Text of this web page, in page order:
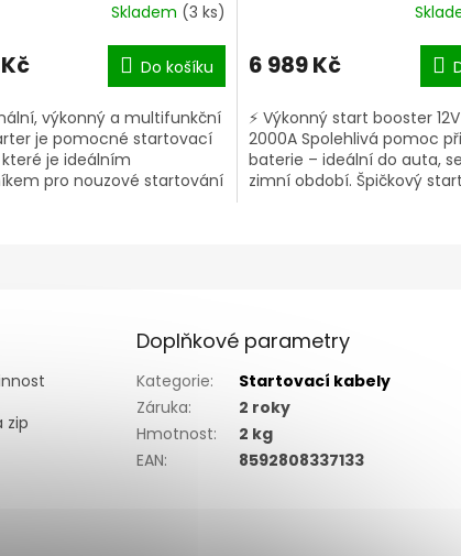
Skladem (3 ks)
Do košíku
výkonný a multifunkční
je pomocné startovací
je ideálním
pro nouzové startování
produktu
je
z
5
hvězdiček.
6 989 Kč
⚡ Výkonný start booster
2000A Spolehlivá pomoc
baterie – ideální do auta,
zimní období. Špičkový
zip
Doplňkové parametry
Kategorie:
Startovací kabely
Záruka:
2 roky
Hmotnost:
2 kg
EAN: 8592808337133